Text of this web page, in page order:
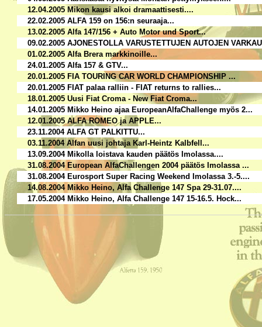
12.04.2005 Mikon kausi alkoi dramaattisesti....
22.02.2005 ALFA 159 on 156:n seuraaja...
13.02.2005 Alfa 147/156 + Auto Motor und Sport...
09.02.2005 AJONESTOLLA VARUSTETTUJEN AUTOJEN
01.02.2005 Alfa Brera markkinoille...
24.01.2005 Alfa 157 & GTV...
20.01.2005 FIA TOURING CAR WORLD CHAMPIONSHIP ...
20.01.2005 FIAT palaa ralliin - FIAT returns to rallies...
18.01.2005 Uusi Fiat Croma - New Fiat Croma...
14.01.2005 Mikko Heino ajaa EuropeanAlfaChallenge myös 2...
12.01.2005 ALFA ROMEO ja APPLE...
23.11.2004 ALFA GT PALKITTU...
03.11.2004 Alfan uusi johtaja Karl-Heintz Kalbfell...
13.09.2004 Mikolla loistava kauden päätös Imolassa....
31.08.2004 European AlfaChallengen 2004 päätös Imolassa ...
31.08.2004 Eurosport Super Racing Weekend Imolassa 3.-5....
14.08.2004 Mikko Heino, Alfa Challenge 147 Spa 29-31.07....
17.05.2004 Mikko Heino, Alfa Challenge 147 15-16.5. Hock...